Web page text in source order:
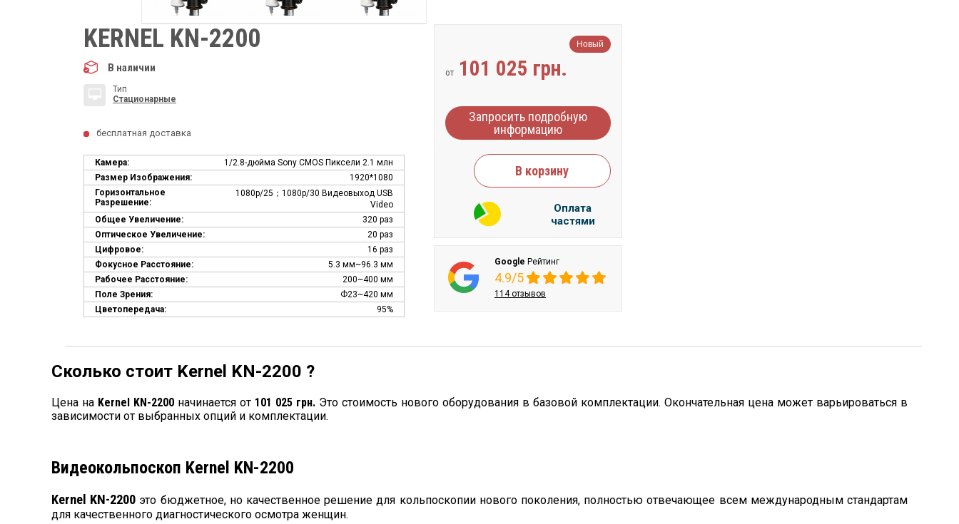
KERNEL KN-2200
В наличии
Тип
Стационарные
бесплатная доставка
Камера:
1/2.8-дюйма Sony CMOS Пиксели 2.1 млн
Размер Изображения:
1920*1080
Горизонтальное
Разрешение:
1080p/25；1080p/30 Видеовыход USB
Video
Общее Увеличение:
320 раз
Оптическое Увеличение:
20 раз
Цифровое:
16 раз
Фокусное Расстояние:
5.3 мм~96.3 мм
Рабочее Расстояние:
200~400 мм
Поле Зрения:
Ф23~420 мм
Цветопередача:
95%
Новый
от 101 025 грн.
Запросить подробную
информацию
В корзину
Оплата
частями
Google Рейтинг
4.9/5
114 отзывов
Сколько стоит Kernel KN-2200 ?
Цена на Kernel KN-2200 начинается от 101 025 грн. Это стоимость нового оборудования в базовой комплектации. Окончательная цена может варьироваться в
зависимости от выбранных опций и комплектации.
Видеокольпоскоп Kernel KN-2200
Kernel KN-2200 это бюджетное, но качественное решение для кольпоскопии нового поколения, полностью отвечающее всем международным стандартам
для качественного диагностического осмотра женщин.